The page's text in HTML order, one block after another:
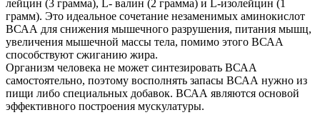
лейцин (3 грамма), L- валин (2 грамма) и L-изолейцин (1
грамм). Это идеальное сочетание незаменимых аминокислот
ВСАА для снижения мышечного разрушения, питания мышц,
увеличения мышечной массы тела, помимо этого ВСАА
способствуют сжиганию жира.
Организм человека не может синтезировать ВСАА
самостоятельно, поэтому восполнять запасы ВСАА нужно из
пищи либо специальных добавок. ВСАА являются основой
эффективного построения мускулатуры.